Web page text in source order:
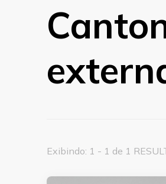
Exibindo: 1 - 1 de 1